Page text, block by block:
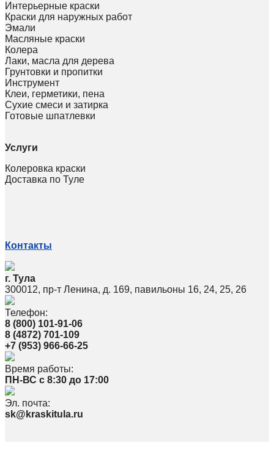
Интерьерные краски
Краски для наружных работ
Эмали
Масляные краски
Колера
Лаки, масла для дерева
Грунтовки и пропитки
Инструмент
Клеи, герметики, пена
Сухие смеси и затирка
Готовые шпатлевки
Услуги
Колеровка краски
Доставка по Туле
Контакты
г. Тула
300012, пр-т Ленина, д. 169, павильоны 16, 24, 25, 26
Телефон:
8 (800) 101-91-06
8 (4872) 701-109
+7 (953) 966-66-25
Время работы:
ПН-ВС с 8:30 до 17:00
Эл. почта:
sk@kraskitula.ru